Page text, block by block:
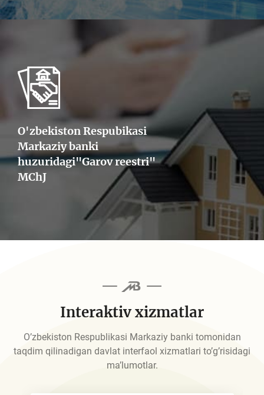
O'zbekiston Respubikasi
Markaziy banki
huzuridagi"Garov reestri"
MChJ
Interaktiv xizmatlar
O’zbekiston Respublikasi Markaziy banki tomonidan
taqdim qilinadigan davlat interfaol xizmatlari to’g’risidagi
ma’lumotlar.